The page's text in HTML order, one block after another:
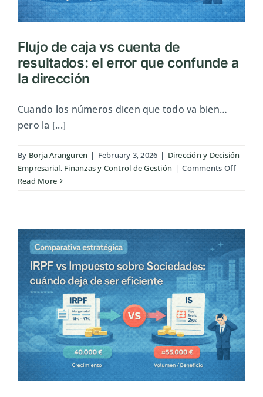
Flujo de caja vs cuenta de
resultados: el error que confunde a
la dirección
Cuando los números dicen que todo va bien…
pero la [...]
By Borja Aranguren | February 3, 2026 | Dirección y Decisión
Empresarial, Finanzas y Control de Gestión | Comments Offon
cuenta
el
error
que
a
la
Read More